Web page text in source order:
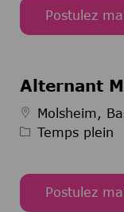
Postulez
Alternant
Molsheim,
Type d’emploi
Temps plein
Postulez
Alternant